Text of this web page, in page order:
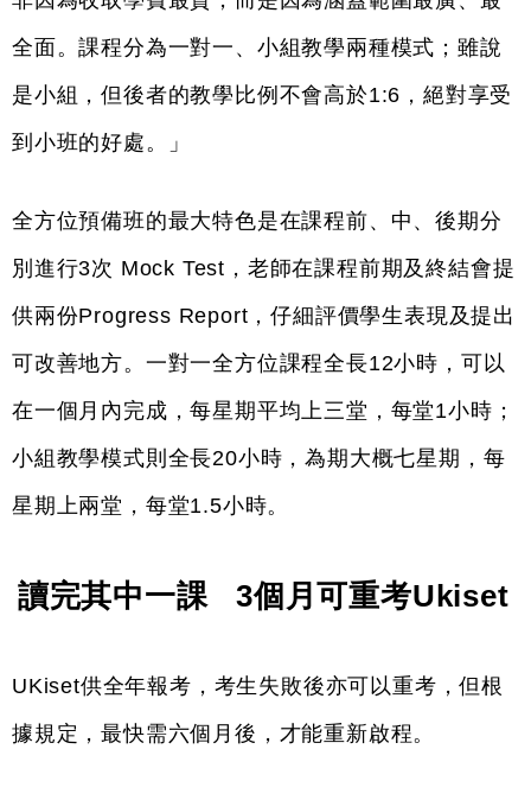
全面。課程分為一對一、小組教學兩種模式；雖說
是小組，但後者的教學比例不會高於1:6，絕對享受
到小班的好處。」
全方位預備班的最大特色是在課程前、中、後期分
別進行3次 Mock Test，老師在課程前期及終結會提
供兩份Progress Report，仔細評價學生表現及提出
可改善地方。一對一全方位課程全長12小時，可以
在一個月內完成，每星期平均上三堂，每堂1小時；
小組教學模式則全長20小時，為期大概七星期，每
星期上兩堂，每堂1.5小時。
讀完其中一課   3個月可重考Ukiset
UKiset供全年報考，考生失敗後亦可以重考，但根
據規定，最快需六個月後，才能重新啟程。